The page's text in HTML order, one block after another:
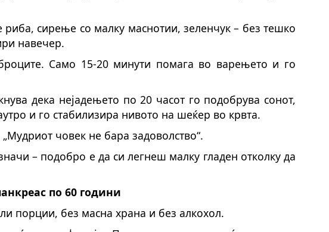
сирење со малку маснотии, зеленчук – без тешко
навечер.
Само 15-20 минути помага во варењето и го
дека нејадењето по 20 часот го подобрува сонот,
и го стабилизира нивото на шеќер во крвта.
човек не бара задоволство“.
– подобро е да си легнеш малку гладен отколку да
по 60 години
порции, без масна храна и без алкохол.